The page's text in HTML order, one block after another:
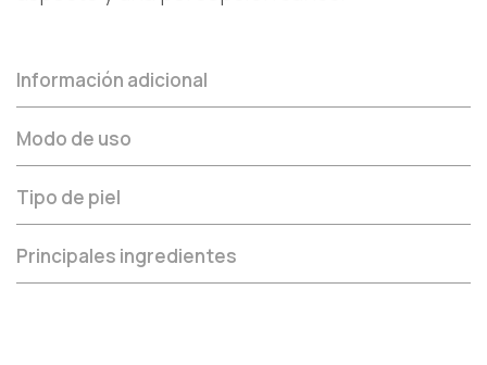
Información adicional
Modo de uso
Tipo de piel
Principales ingredientes